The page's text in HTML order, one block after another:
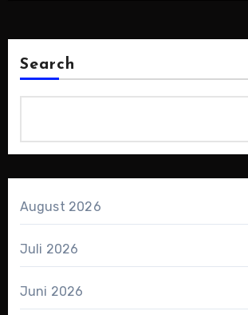
Search
August 2026
Juli 2026
Juni 2026